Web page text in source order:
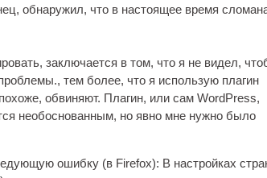
обнаружил, что в настоящее время
заключается в том, что я не видел,
тем более, что я использую плагин
обвиняют. Плагин, или сам WordPress,
необоснованным, но явно мне нужно было
ошибку (в Firefox): В настройках